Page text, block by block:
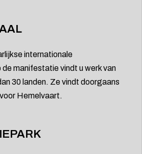
internationale
manifestatie vindt u werk van
30 landen. Ze vindt doorgaans
Hemelvaart.